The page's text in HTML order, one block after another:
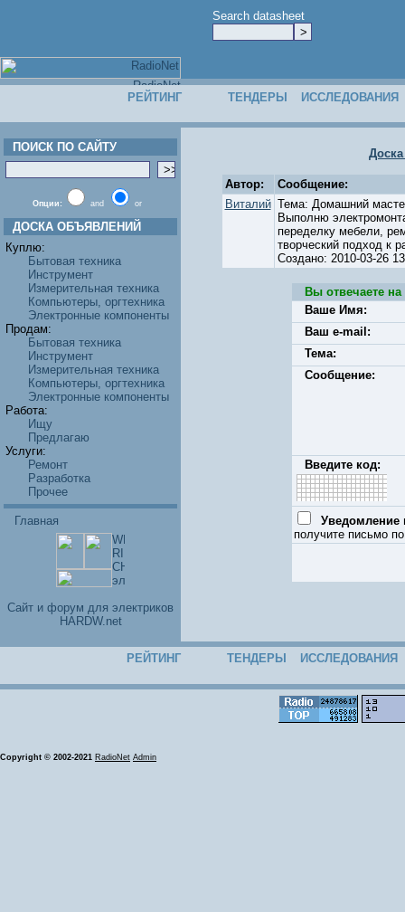
Search datasheet
РЕЙТИНГ ТЕНДЕРЫ ИССЛЕДОВАНИЯ
ПОИСК ПО САЙТУ
Опции: and or
ДОСКА ОБЪЯВЛЕНИЙ
Куплю:
Бытовая техника
Инструмент
Измерительная техника
Компьютеры, оргтехника
Электронные компоненты
Продам:
Бытовая техника
Инструмент
Измерительная техника
Компьютеры, оргтехника
Электронные компоненты
Работа:
Ищу
Предлагаю
Услуги:
Ремонт
Разработка
Прочее
Главная
Cайт и форум для электриков
HARDW.net
Автор:
Сообщение:
Виталий Тема: Домашний
Выполню
переделку мебели,
творческий подход к
Создано: 2010-03-26
Вы отвечаете
Ваше Имя:
Ваш e-mail:
Тема:
Сообщение:
Введите код:
Уведомление
получите письмо
РЕЙТИНГ ТЕНДЕРЫ ИССЛЕДОВАНИЯ
Copyright © 2002-2021 RadioNet Admin